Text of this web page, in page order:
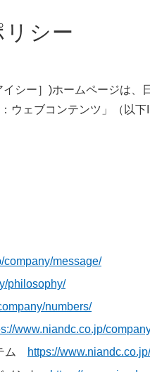
シー
シー］)ホームページは
ウェブコンテンツ」（以
company/message/
philosophy/
numbers/
www.niandc.co.jp/
ム
https://